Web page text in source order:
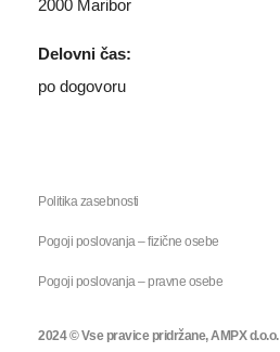
2000 Maribor
Delovni čas:
po dogovoru
2024 © Vse pravice pridržane, AMPX d.o.o.
Politika zasebnosti
Pogoji poslovanja – fizične osebe
Pogoji poslovanja – pravne osebe